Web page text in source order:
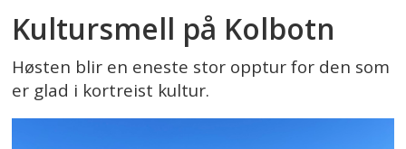
Kultursmell på Kolbotn
Høsten blir en eneste stor opptur for den som
er glad i kortreist kultur.